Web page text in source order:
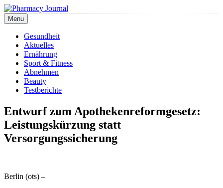
Skip
to
content
Pharmacy Journal
Menu
Gesundheit
Aktuelles
Ernährung
Sport & Fitness
Abnehmen
Beauty
Testberichte
Entwurf zum Apothekenreformgesetz:
Leistungskürzung statt
Versorgungssicherung
Berlin (ots) –